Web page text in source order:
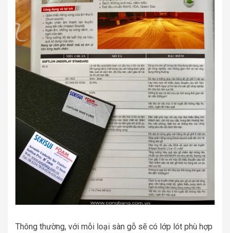
Thông thường, với mỗi loại sàn gỗ sẽ có lớp lót phù hợp